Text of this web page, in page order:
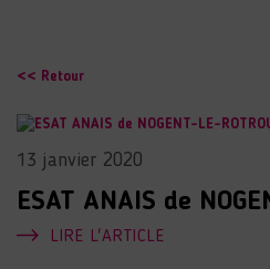
<< Retour
13 janvier 2020
ESAT ANAIS de
LIRE L'ARTICLE